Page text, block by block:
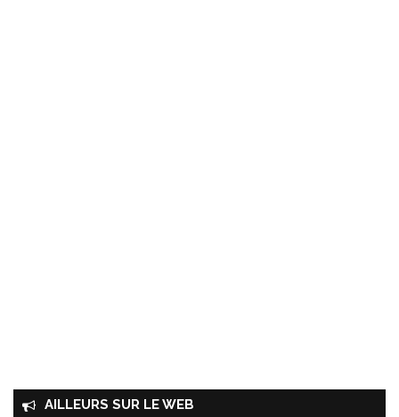
AILLEURS SUR LE WEB